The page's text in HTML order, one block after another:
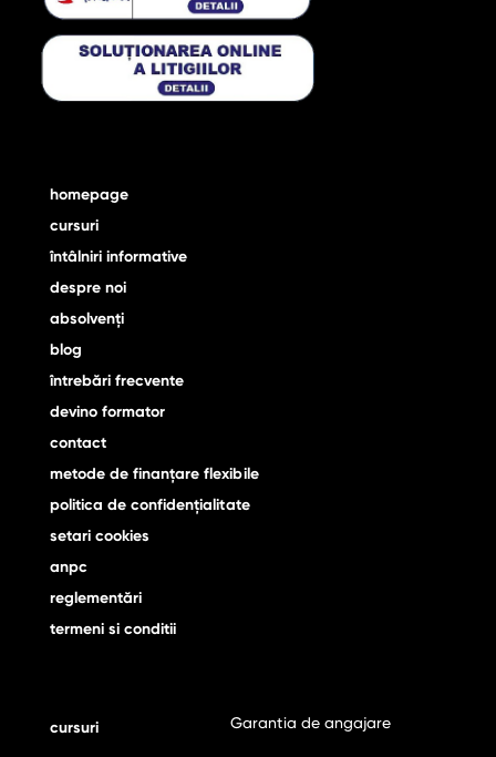
homepage
cursuri
întâlniri informative
despre noi
absolvenţi
blog
întrebări frecvente
devino formator
contact
metode de finanţare flexibile
politica de confidențialitate
setari cookies
anpc
reglementări
termeni si conditii
cursuri Garantia de angajare